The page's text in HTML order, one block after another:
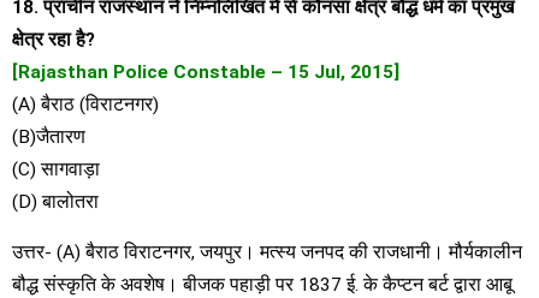
18. प्राचीन राजस्थान ने निम्नलिखित में से कौनसा क्षेत्र बौद्ध धर्म का प्रमुख
क्षेत्र रहा है?
[Rajasthan Police Constable – 15 Jul, 2015]
(A) बैराठ (विराटनगर)
(B)जैतारण
(C) सागवाड़ा
(D) बालोतरा
उत्तर- (A) बैराठ विराटनगर, जयपुर। मत्स्य जनपद की राजधानी। मौर्यकालीन
बौद्ध संस्कृति के अवशेष। बीजक पहाड़ी पर 1837 ई. के कैप्टन बर्ट द्वारा आबू